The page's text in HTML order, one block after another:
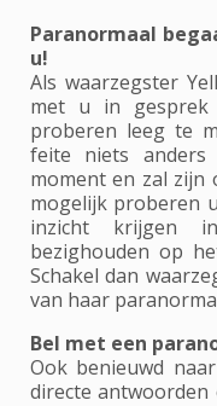
Paranormaal
u!
Als waarzegster
met u in
proberen leeg te
feite niets
moment en zal zijn
mogelijk proberen
inzicht krijgen
bezighouden op
Schakel dan
van haar
Bel met een
Ook benieuwd
directe